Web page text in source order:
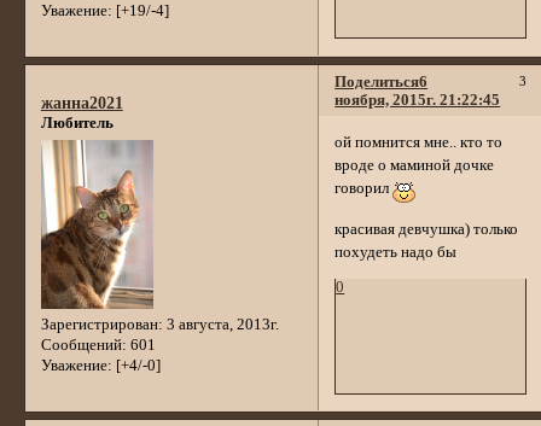
Уважение: [+19/-4]
Поделиться 3
6
ноября, 2015г. 21:22:45
жанна2021
Любитель
Зарегистрирован: 3 августа, 2013г.
Сообщений: 601
Уважение: [+4/-0]
ой помнится мне.. кто то
вроде о маминой дочке
говорил
красивая девчушка) только
похудеть надо бы
0